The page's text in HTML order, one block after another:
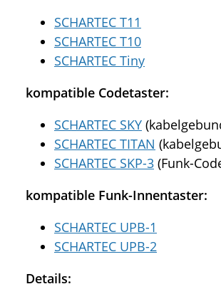
SCHARTEC T11
SCHARTEC T10
SCHARTEC Tiny
kompatible Codetaster:
SCHARTEC SKY
SCHARTEC TITAN
SCHARTEC SKP-3 (Funk-
kompatible Funk-Innentaster:
SCHARTEC UPB-1
SCHARTEC UPB-2
Details: